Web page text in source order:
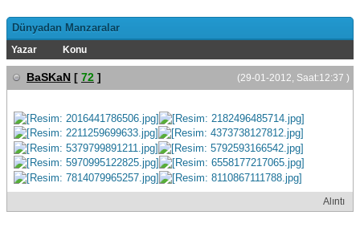
Dünyadan Manzaralar
Yazar Konu
(29-01-2012, Saat:12:37 )
BaSKaN [ 72 ]
Alıntı